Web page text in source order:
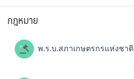
กฎหมาย
พ.ร.บ.สภาเกษตรกรแห่งชาติ